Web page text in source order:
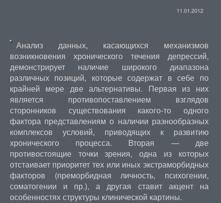
11.01.2012
Анализ данных, касающихся механизмов
возникновения хронического течения депрессий,
демонстрирует наличие широкого диапазона
различных позиций, которые содержат в себе по
крайней мере две альтернативы. Первая из них
является противопоставлением взглядов
сторонников существования какого-то одного
фактора представлениям о наличии разнообразных
комплексов условий, приводящих к развитию
хронического процесса. Вторая — две
противостоящие точки зрения, одна из которых
отстаивает приоритет тех или иных экстраморбидных
факторов (преморбидная личность, психогении,
соматогении и пр.), а другая ставит акцент на
особенностях структуры клинической картины.